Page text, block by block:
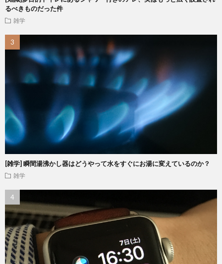
るべきものだった件
雑学
[雑学] 瞬間湯沸かし器はどうやって水をすぐにお湯に変えているのか？
雑学